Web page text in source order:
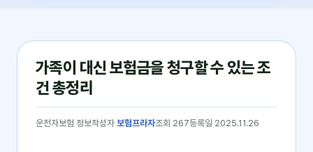
가족이 대신 보험금을 청구할 수 있는 조
건 총정리
운전자보험 정보작성자 보험프라자조회 267등록일 2025.11.26